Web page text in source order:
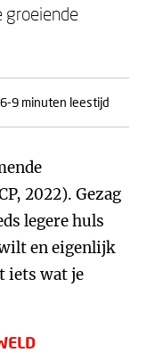
groeiende
6-9 minuten leestijd
2022). Gezag
legere huls
en eigenlijk
iets wat je